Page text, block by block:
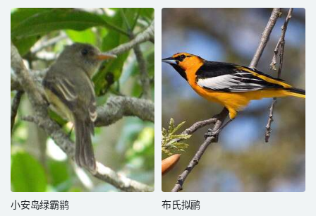
小安岛绿霸鹟 布氏拟鹂